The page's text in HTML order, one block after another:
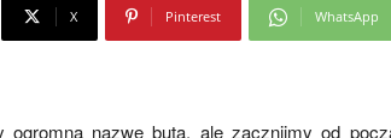
X Pinterest WhatsApp
ogromną nazwę buta, ale zacznijmy od